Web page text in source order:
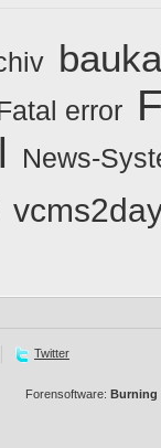
error
News-
Twitter
Forensoftware: Burning